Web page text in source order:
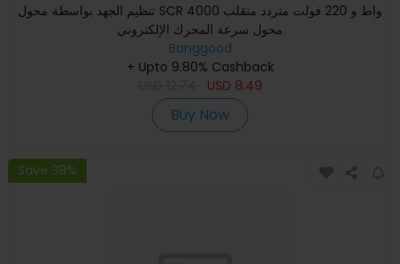
تنظيم الجهد بواسطة محول SCR 4000 واط و 220 فولت متردد متقلب
محول سرعة المحرك الإلكتروني
Banggood
+ Upto 9.80% Cashback
USD 8.49
Buy Now
Save 38%